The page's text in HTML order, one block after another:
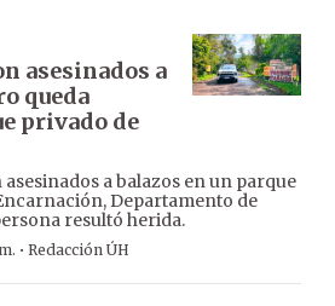
asesinados a
queda
privado de
a balazos en un parque
Departamento de
resultó herida.
· Redacción ÚH